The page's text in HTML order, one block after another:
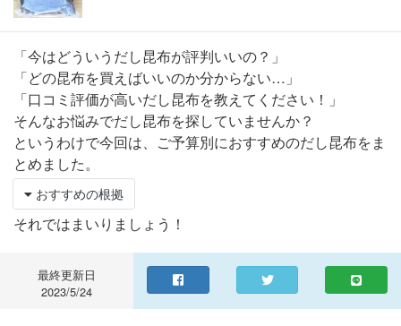
「今はどういうだし昆布が評判いいの？」
「どの昆布を買えばいいのか分からない…」
「口コミ評価が高いだし昆布を教えてください！」
そんなお悩みでだし昆布を探していませんか？
というわけで今回は、ご予算別におすすめのだし昆布をま
とめました。
おすすめの根拠
それではまいりましょう！
最終更新日
2023/5/24